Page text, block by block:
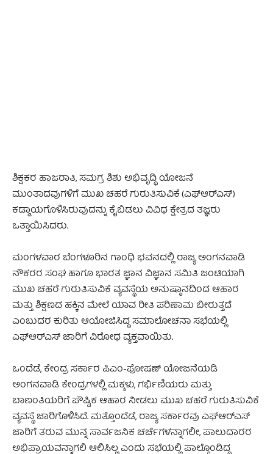
ಶಿಕ್ಷಕರ ಹಾಜರಾತಿ, ಸಮಗ್ರ ಶಿಶು ಅಭಿವೃದ್ಧಿ ಯೋಜನೆ
ಮುಂತಾದವುಗಳಿಗೆ ಮುಖ ಚಹರೆ ಗುರುತಿಸುವಿಕೆ (ಎಫ್‌ಆರ್‌ಎಸ್‌)
ಕಡ್ಡಾಯಗೊಳಿಸಿರುವುದನ್ನು ಕೈಬಿಡಲು ವಿವಿಧ ಕ್ಷೇತ್ರದ ತಜ್ಞರು
ಒತ್ತಾಯಿಸಿದರು.
ಮಂಗಳವಾರ ಬೆಂಗಳೂರಿನ ಗಾಂಧಿ ಭವನದಲ್ಲಿ ರಾಜ್ಯ ಅಂಗನವಾಡಿ
ನೌಕರರ ಸಂಘ ಹಾಗೂ ಭಾರತ ಜ್ಞಾನ ವಿಜ್ಞಾನ ಸಮಿತಿ ಜಂಟಿಯಾಗಿ
ಮುಖ ಚಹರೆ ಗುರುತಿಸುವಿಕೆ ವ್ಯವಸ್ಥೆಯ ಅನುಷ್ಠಾನದಿಂದ ಆಹಾರ
ಮತ್ತು ಶಿಕ್ಷಣದ ಹಕ್ಕಿನ ಮೇಲೆ ಯಾವ ರೀತಿ ಪರಿಣಾಮ ಬೀರುತ್ತದೆ
ಎಂಬುದರ ಕುರಿತು ಆಯೋಜಿಸಿದ್ದ ಸಮಾಲೋಚನಾ ಸಭೆಯಲ್ಲಿ
ಎಫ್‌ಆರ್‌ಎಸ್ ಜಾರಿಗೆ ವಿರೋಧ ವ್ಯಕ್ತವಾಯಿತು.
ಒಂದೆಡೆ, ಕೇಂದ್ರ ಸರ್ಕಾರ ಪಿಎಂ-ಪೋಷಣ್‌ ಯೋಜನೆಯಡಿ
ಅಂಗನವಾಡಿ ಕೇಂದ್ರಗಳಲ್ಲಿ ಮಕ್ಕಳು, ಗರ್ಭಿಣಿಯರು ಮತ್ತು
ಬಾಣಂತಿಯರಿಗೆ ಪೌಷ್ಟಿಕ ಆಹಾರ ನೀಡಲು ಮುಖ ಚಹರೆ ಗುರುತಿಸುವಿಕೆ
ವ್ಯವಸ್ಥೆ ಜಾರಿಗೊಳಿಸಿದೆ. ಮತ್ತೊಂದೆಡೆ, ರಾಜ್ಯ ಸರ್ಕಾರವು ಎಫ್‌ಆರ್‌ಎಸ್
ಜಾರಿಗೆ ತರುವ ಮುನ್ನ ಸಾರ್ವಜನಿಕ ಚರ್ಚೆಗಳನ್ನಾಗಲೀ, ಪಾಲುದಾರರ
ಅಭಿಪ್ರಾಯವನ್ನಾಗಲಿ ಆಲಿಸಿಲ್ಲ ಎಂದು ಸಭೆಯಲ್ಲಿ ಪಾಲ್ಗೊಂಡಿದ್ದ